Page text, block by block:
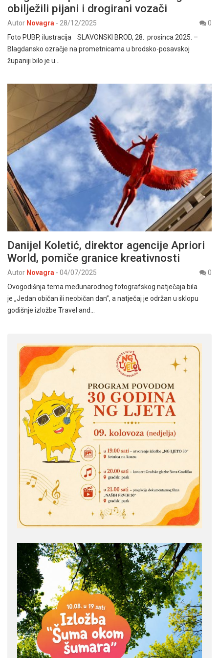
obilježili pijani i drogirani vozači
Autor Novagra - 28/12/2025
0
Foto PUBP, ilustracija SLAVONSKI BROD, 28. prosinca 2025. –
Blagdansko ozračje na prometnicama u brodsko-posavskoj
županiji bilo je u…
Danijel Koletić, direktor agencije Apriori
World, pomiče granice kreativnosti
Autor Novagra - 04/07/2025
0
Ovogodišnja tema međunarodnog fotografskog natječaja bila
je „Jedan običan ili neobičan dan”, a natječaj je održan u sklopu
godišnje izložbe Travel and…